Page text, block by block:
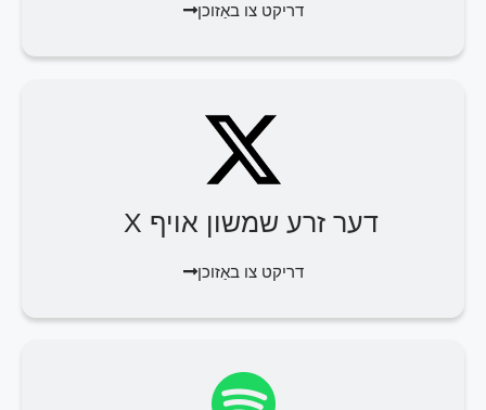
דריקט צו באַזוכן
דער זרע שמשון אויף X
דריקט צו באַזוכן